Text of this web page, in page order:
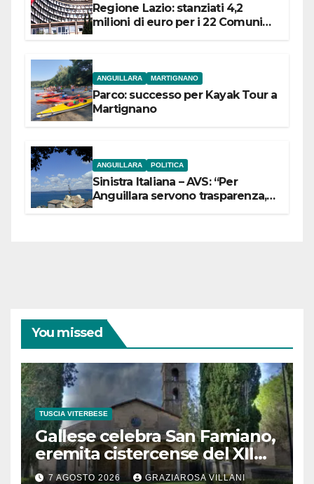
Regione Lazio: stanziati 4,2
milioni di euro per i 22 Comuni
ANGUILLARA MARTIGNANO
Parco: successo per Kayak Tour a
Martignano
ANGUILLARA POLITICA
Sinistra Italiana – AVS: “Per
Anguillara servono trasparenza,
You missed
TUSCIA VITERBESE
Gallese celebra San Famiano,
eremita cistercense del XII
secolo
7 AGOSTO 2026 GRAZIAROSA VILLANI